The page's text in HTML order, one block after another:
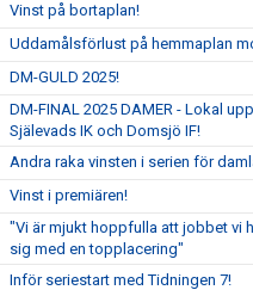
Vinst på bortaplan!
Uddamålsförlust på hemmaplan
DM-GULD 2025!
DM-FINAL 2025 DAMER - Lokal
Själevads IK och Domsjö IF!
Andra raka vinsten i serien för
Vinst i premiären!
"Vi är mjukt hoppfulla att jobbet vi
sig med en topplacering"
Inför seriestart med Tidningen 7!